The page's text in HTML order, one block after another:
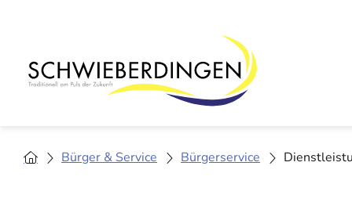
Bürger & Service Bürgerservice